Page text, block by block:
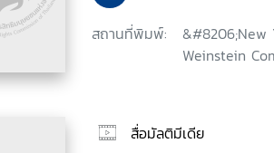
สถานที่พิมพ์:
&#8206;New
Weinstein
สื่อมัลติมีเดีย